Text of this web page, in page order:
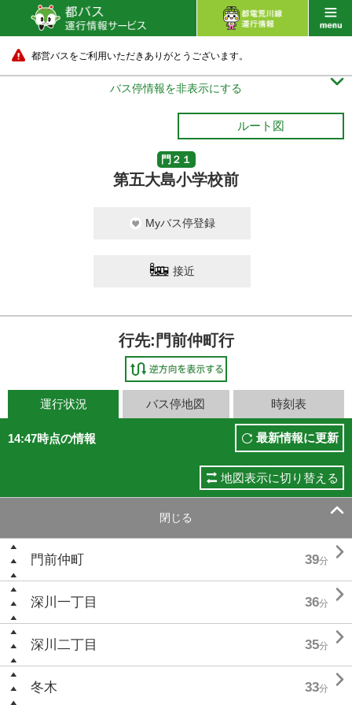
都営バスをご利用いただきありがとうございます。
バス停情報を非表示にする 
ルート図
門２１
第五大島小学校前
Myバス停登録
接近
行先:門前仲町行
運行状況 バス停地図 時刻表
14:47時点の情報 最新情報に更新
地図表示に切り替える
閉じる 
門前仲町 39分 
深川一丁目 36分 
深川二丁目 35分 
冬木 33分 